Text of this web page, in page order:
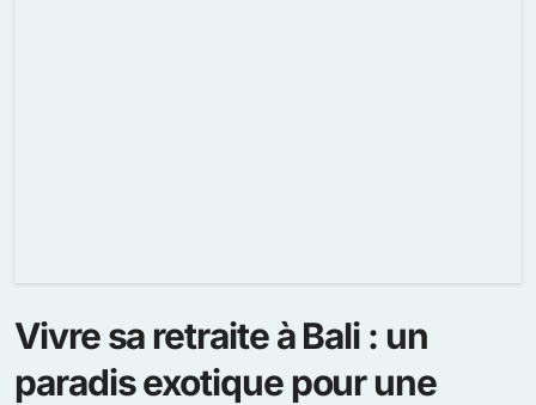
Vivre sa retraite à Bali : un
paradis exotique pour une